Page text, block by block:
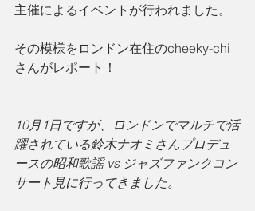
主催によるイベントが行われました。
その模様をロンドン在住のcheeky-chi
さんがレポート！
10月1日ですが、ロンドンでマルチで活
躍されている鈴木ナオミさんプロデュ
ースの昭和歌謡 vs ジャズファンクコン
サート見に行ってきました。